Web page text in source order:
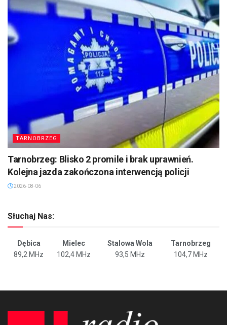
TARNOBRZEG
Tarnobrzeg: Blisko 2 promile i brak uprawnień.
Kolejna jazda zakończona interwencją policji
2026-08-06
Słuchaj Nas:
Dębica Mielec Stalowa Wola
Tarnobrzeg
89,2 MHz
102,4 MHz 93,5 MHz 104,7 MHz